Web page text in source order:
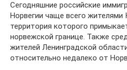
Сегодняшние российские
Норвегии чаще всего жителями
территория которого
норвежской границе. Также
жителей Ленинградской
относительно недалеко от